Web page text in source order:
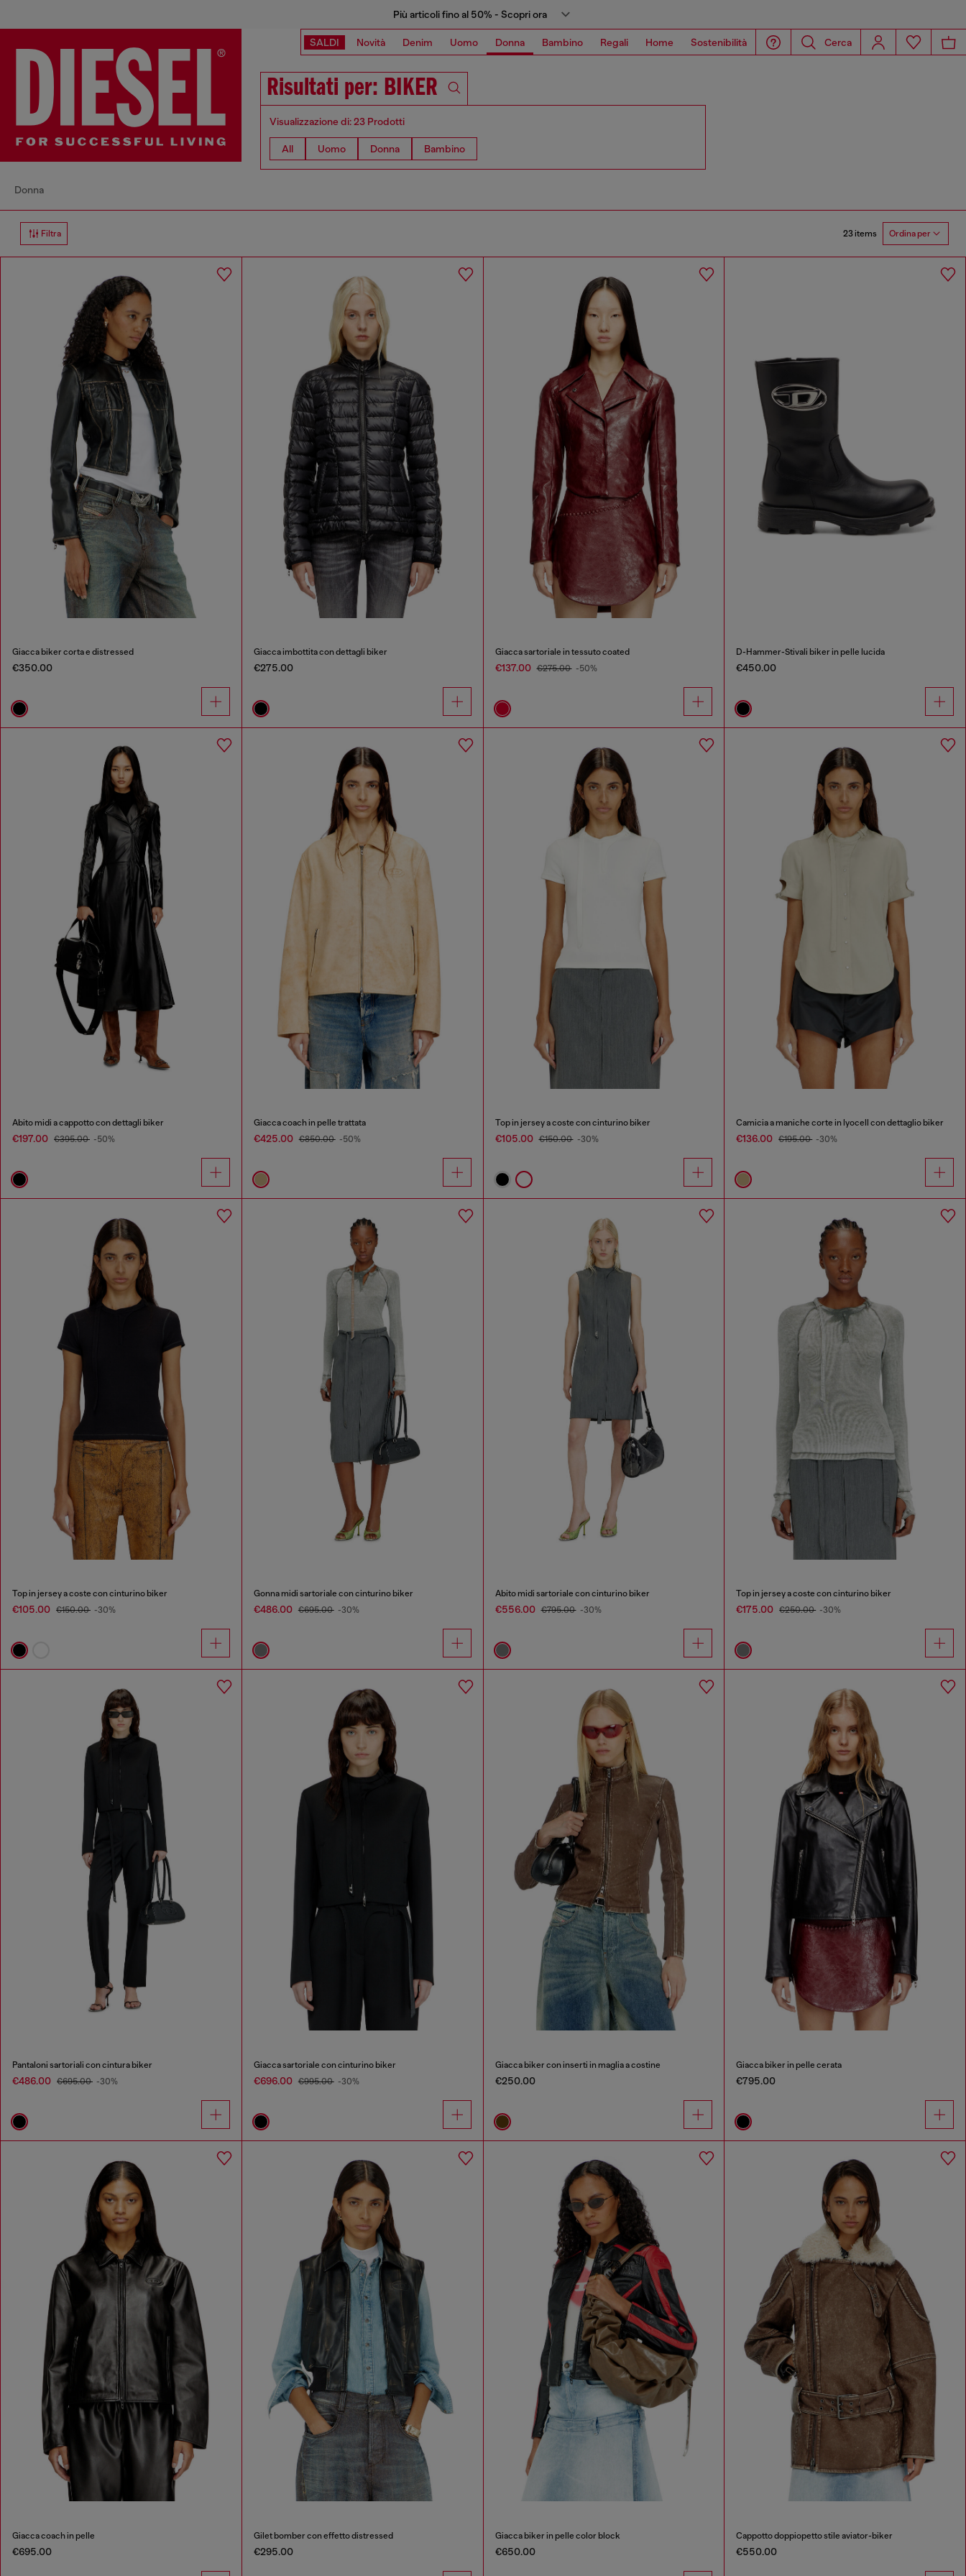
Più articoli fino al 50% - Scopri ora
SALDI Novità Denim Uomo Donna Bambino Regali Home Sostenibilità Cerca
Risultati per: BIKER
Visualizzazione di: 23 Prodotti
All Uomo Donna Bambino
Donna
Filtra 23 items Ordina per
Giacca biker corta e distressed
€350.00
Giacca imbottita con dettagli biker
€275.00
Giacca sartoriale in tessuto coated
€137.00 €275.00 -50%
D-Hammer-Stivali biker in pelle lucida
€450.00
Abito midi a cappotto con dettagli biker
€197.00 €395.00 -50%
Giacca coach in pelle trattata
€425.00 €850.00 -50%
Top in jersey a coste con cinturino biker
€105.00 €150.00 -30%
Camicia a maniche corte in lyocell con dettaglio biker
€136.00 €195.00 -30%
Top in jersey a coste con cinturino biker
€105.00 €150.00 -30%
Gonna midi sartoriale con cinturino biker
€486.00 €695.00 -30%
Abito midi sartoriale con cinturino biker
€556.00 €795.00 -30%
Top in jersey a coste con cinturino biker
€175.00 €250.00 -30%
Pantaloni sartoriali con cintura biker
€486.00 €695.00 -30%
Giacca sartoriale con cinturino biker
€696.00 €995.00 -30%
Giacca biker con inserti in maglia a costine
€250.00
Giacca biker in pelle cerata
€795.00
Giacca coach in pelle
€695.00
Gilet bomber con effetto distressed
€295.00
Giacca biker in pelle color block
€650.00
Cappotto doppiopetto stile aviator-biker
€550.00